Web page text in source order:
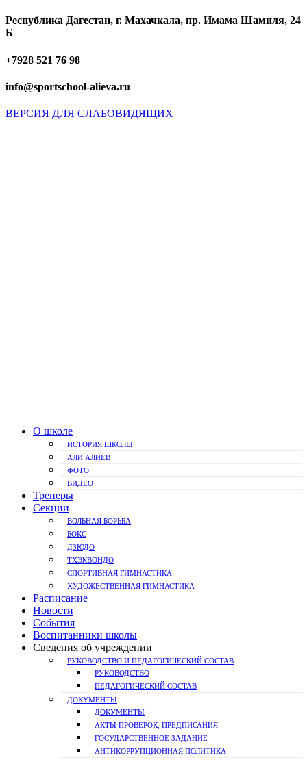
Республика Дагестан, г. Махачкала, пр. Имама Шамиля, 24
Б
+7928 521 76 98
info@sportschool-alieva.ru
ВЕРСИЯ ДЛЯ СЛАБОВИДЯЩИХ
О школе
ИСТОРИЯ ШКОЛЫ
АЛИ АЛИЕВ
ФОТО
ВИДЕО
Тренеры
Секции
ВОЛЬНАЯ БОРЬБА
БОКС
ДЗЮДО
ТХЭКВОНДО
СПОРТИВНАЯ ГИМНАСТИКА
ХУДОЖЕСТВЕННАЯ ГИМНАСТИКА
Расписание
Новости
События
Воспитанники школы
Сведения об учреждении
РУКОВОДСТВО И ПЕДАГОГИЧЕСКИЙ СОСТАВ
РУКОВОДСТВО
ПЕДАГОГИЧЕСКИЙ СОСТАВ
ДОКУМЕНТЫ
ДОКУМЕНТЫ
АКТЫ ПРОВЕРОК, ПРЕДПИСАНИЯ
ГОСУДАРСТВЕННОЕ ЗАДАНИЕ
АНТИКОРРУПЦИОННАЯ ПОЛИТИКА